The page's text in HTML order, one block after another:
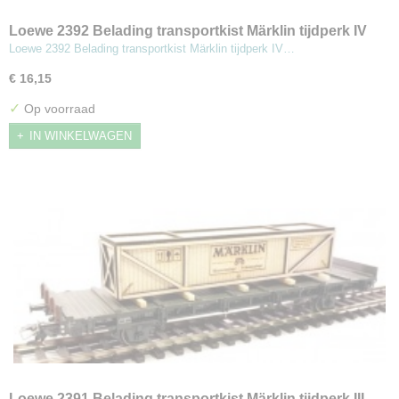
Loewe 2392 Belading transportkist Märklin tijdperk IV
Loewe 2392 Belading transportkist Märklin tijdperk IV…
€ 16,15
✓ Op voorraad
IN WINKELWAGEN